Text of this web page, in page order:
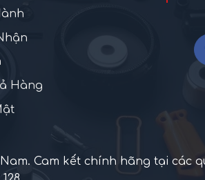
Hàng
Cam kết chính hãng tại các